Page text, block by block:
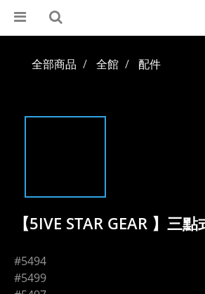
全部商品 全館 配件
【5IVE STAR GEAR 】三
#5494
#5499